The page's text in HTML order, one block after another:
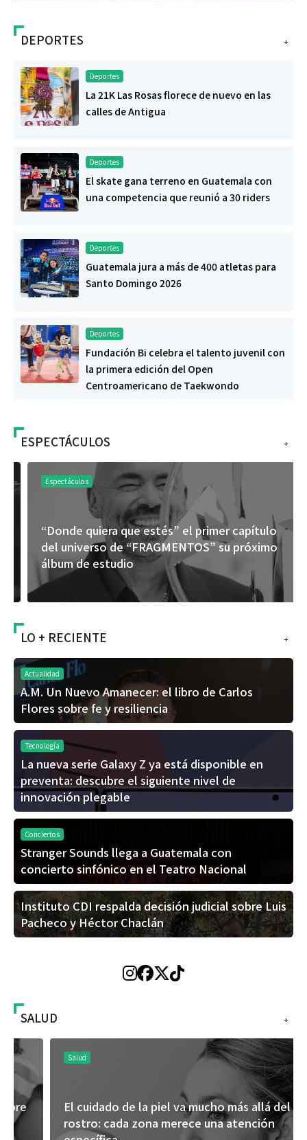
+
DEPORTES
Deportes
La 21K Las Rosas florece de nuevo en las
calles de Antigua
Deportes
El skate gana terreno en Guatemala con
una competencia que reunió a 30 riders
Deportes
Guatemala jura a más de 400 atletas para
Santo Domingo 2026
Deportes
Fundación Bi celebra el talento juvenil con
la primera edición del Open
Centroamericano de Taekwondo
+
ESPECTÁCULOS
Espectáculos
“Donde quiera que estés” el primer capítulo
del universo de “FRAGMENTOS” su próximo
álbum de estudio
+
LO + RECIENTE
Actualidad
A.M. Un Nuevo Amanecer: el libro de Carlos
Flores sobre fe y resiliencia
Tecnología
La nueva serie Galaxy Z ya está disponible en
preventa: descubre el siguiente nivel de
innovación plegable
Conciertos
Stranger Sounds llega a Guatemala con
concierto sinfónico en el Teatro Nacional
Instituto CDI respalda decisión judicial sobre Luis
Pacheco y Héctor Chaclán
+
SALUD
El cuidado de la piel va mucho más allá del
rostro: cada zona merece una atención